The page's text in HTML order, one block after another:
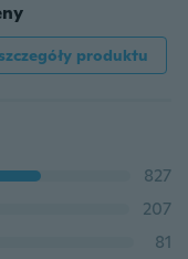
produktu
827
207
81